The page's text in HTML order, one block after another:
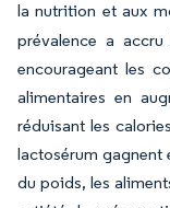
la nutrition et aux
prévalence a
encourageant les
alimentaires en
réduisant les
lactosérum gagnent
du poids, les